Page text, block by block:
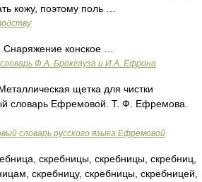
кожу, поэтому поль …
конское …
Ф.А. Брокгауза и И.А. Ефрона
щетка для чистки
словарь Ефремовой. Т. Ф. Ефремова.
словарь русского языка Ефремовой
скребницы, скребницы, скребниц,
скребницу, скребницы, скребницей,